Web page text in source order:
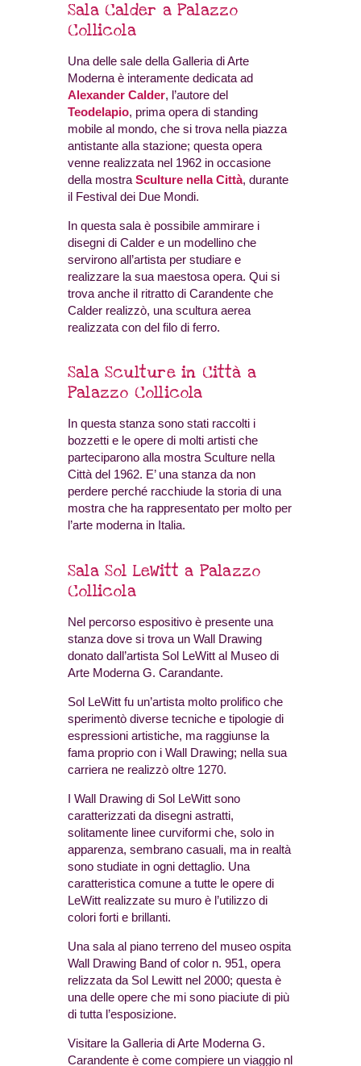
Sala Calder a Palazzo
Collicola
Una delle sale della Galleria di Arte
Moderna è interamente dedicata ad
Alexander Calder, l’autore del
Teodelapio, prima opera di standing
mobile al mondo, che si trova nella piazza
antistante alla stazione; questa opera
venne realizzata nel 1962 in occasione
della mostra Sculture nella Città, durante
il Festival dei Due Mondi.
In questa sala è possibile ammirare i
disegni di Calder e un modellino che
servirono all’artista per studiare e
realizzare la sua maestosa opera. Qui si
trova anche il ritratto di Carandente che
Calder realizzò, una scultura aerea
realizzata con del filo di ferro.
Sala Sculture in Città a
Palazzo Collicola
In questa stanza sono stati raccolti i
bozzetti e le opere di molti artisti che
parteciparono alla mostra Sculture nella
Città del 1962. E’ una stanza da non
perdere perché racchiude la storia di una
mostra che ha rappresentato per molto per
l’arte moderna in Italia.
Sala Sol LeWitt a Palazzo
Collicola
Nel percorso espositivo è presente una
stanza dove si trova un Wall Drawing
donato dall’artista Sol LeWitt al Museo di
Arte Moderna G. Carandante.
Sol LeWitt fu un’artista molto prolifico che
sperimentò diverse tecniche e tipologie di
espressioni artistiche, ma raggiunse la
fama proprio con i Wall Drawing; nella sua
carriera ne realizzò oltre 1270.
I Wall Drawing di Sol LeWitt sono
caratterizzati da disegni astratti,
solitamente linee curviformi che, solo in
apparenza, sembrano casuali, ma in realtà
sono studiate in ogni dettaglio. Una
caratteristica comune a tutte le opere di
LeWitt realizzate su muro è l’utilizzo di
colori forti e brillanti.
Una sala al piano terreno del museo ospita
Wall Drawing Band of color n. 951, opera
relizzata da Sol Lewitt nel 2000; questa è
una delle opere che mi sono piaciute di più
di tutta l’esposizione.
Visitare la Galleria di Arte Moderna G.
Carandente è come compiere un viaggio nl